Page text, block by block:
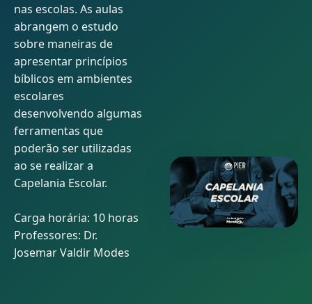
nas escolas. As aulas
abrangem o estudo
sobre maneiras de
apresentar princípios
bíblicos em ambientes
escolares
desenvolvendo algumas
ferramentas que
poderão ser utilizadas
ao se realizar a
Capelania Escolar.
Carga horária: 10 horas
Professores: Dr.
Josemar Valdir Modes